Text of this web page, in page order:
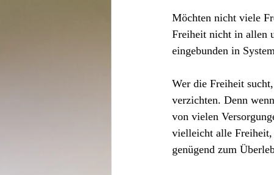
Möchten nicht viele
Freiheit nicht in allen
eingebunden in
Wer die Freiheit
verzichten. Denn
von vielen
vielleicht alle Freiheit,
genügend zum